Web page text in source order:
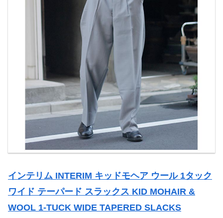
インテリム INTERIM キッドモヘア ウール 1タック
ワイド テーパード スラックス KID MOHAIR &
WOOL 1-TUCK WIDE TAPERED SLACKS